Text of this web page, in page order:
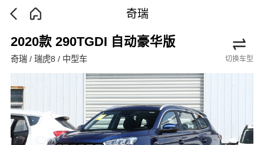
奇瑞
2020款 290TGDI 自动豪华版
奇瑞 / 瑞虎8 / 中型车 切换车型